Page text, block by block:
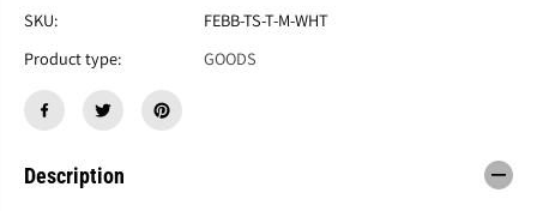
E
B
B
『
S
『
T
SKU:
FEBB-TS-T-M-WHT
Product type:
GOODS
Description